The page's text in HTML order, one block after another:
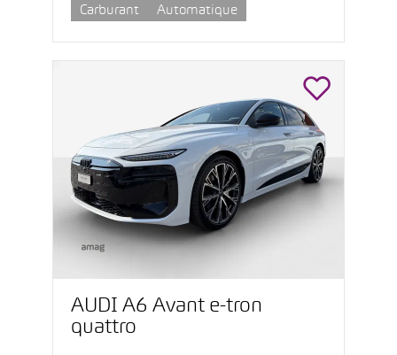
Carburant Automatique
AUDI A6 Avant e-tron
quattro